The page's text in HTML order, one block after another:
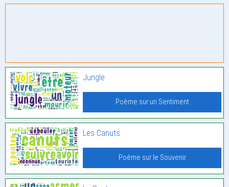
Jungle
Poème sur un Sentiment
Les Canuts
Poème sur le Souvenir